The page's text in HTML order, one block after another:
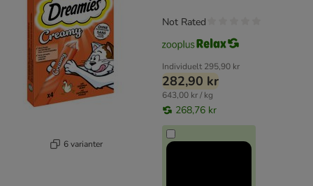
6 varianter
Individuelt 295,90 kr
282,90 kr
643,00 kr / kg
268,76 kr
Not Rated